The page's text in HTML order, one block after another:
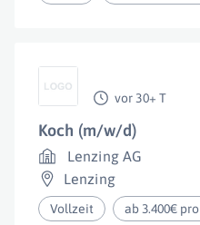
vor 30+ T
Koch (m/w/d)
Lenzing AG
Lenzing
Vollzeit ab 3.400€